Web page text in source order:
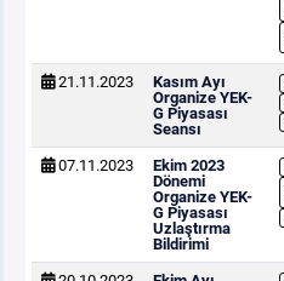
21.11.2023
Kasım Ayı
Organize YEK-
G Piyasası
Seansı
07.11.2023
Ekim 2023
Dönemi
Organize YEK-
G Piyasası
Uzlaştırma
Bildirimi